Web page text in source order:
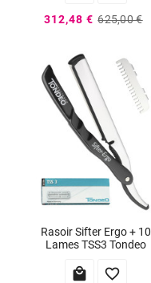
312,48 € 625,00 €
Rasoir Sifter Ergo + 10
Lames TSS3 Tondeo
 